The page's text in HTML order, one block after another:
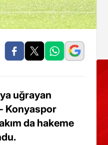
uğrayan
Konyaspor
da hakeme